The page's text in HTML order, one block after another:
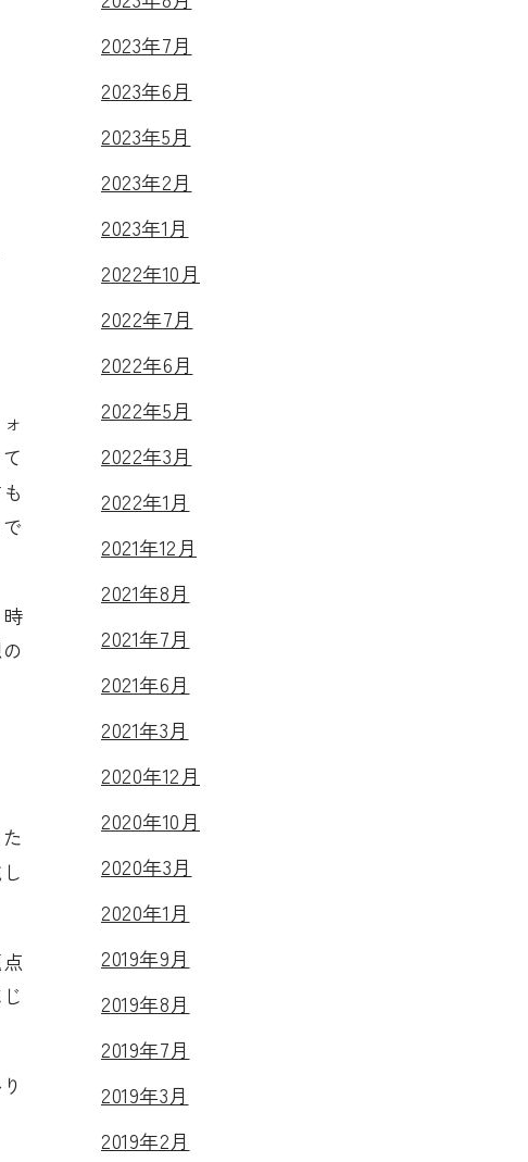
2023年7月
2023年6月
2023年5月
2023年2月
2023年1月
2022年10月
2022年7月
2022年6月
2022年5月
2022年3月
2022年1月
2021年12月
2021年8月
2021年7月
2021年6月
2021年3月
2020年12月
2020年10月
2020年3月
2020年1月
2019年9月
2019年8月
2019年7月
2019年3月
2019年2月